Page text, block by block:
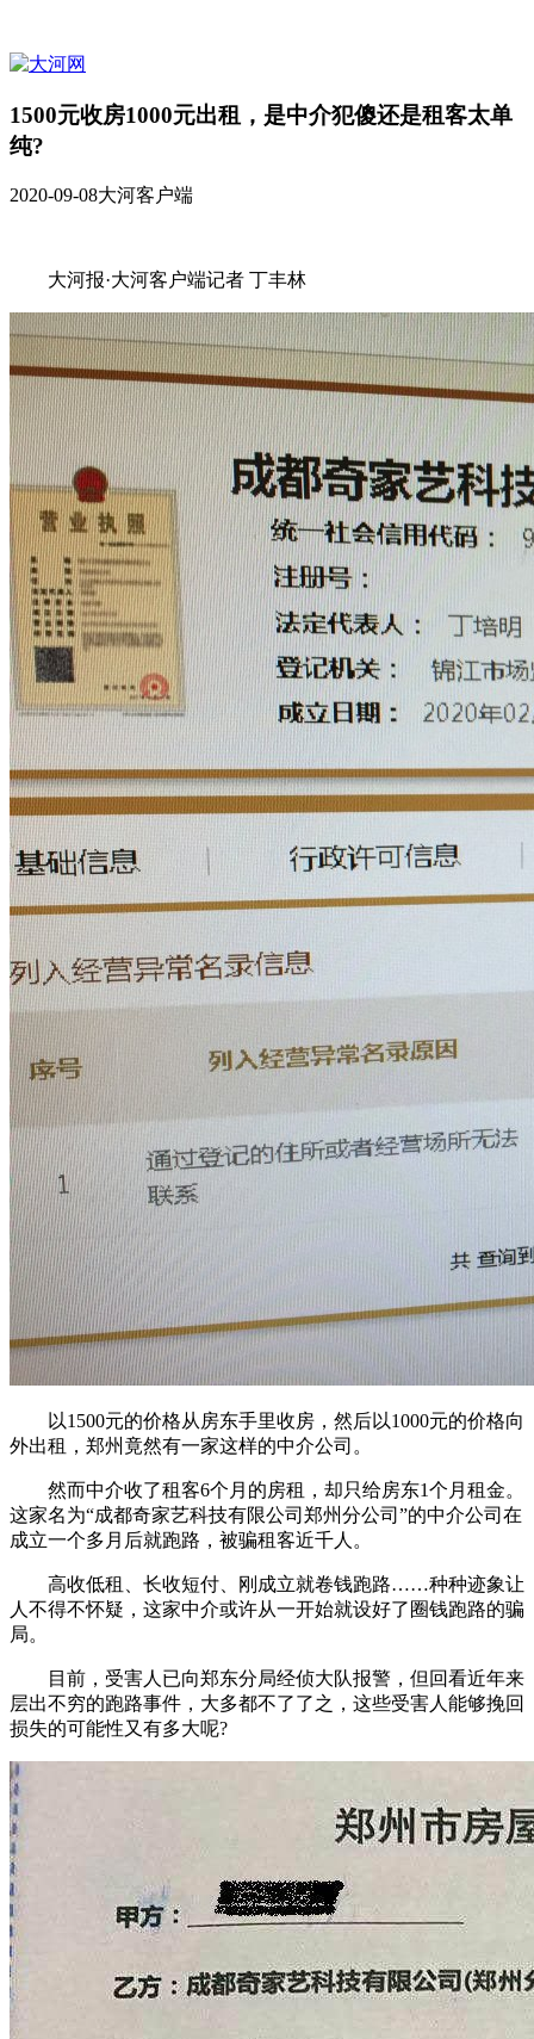
1500元收房1000元出租，是中介犯傻还是租客太单
纯?
2020-09-08大河客户端
大河报·大河客户端记者 丁丰林
以1500元的价格从房东手里收房，然后以1000元的价格向
外出租，郑州竟然有一家这样的中介公司。
然而中介收了租客6个月的房租，却只给房东1个月租金。
这家名为“成都奇家艺科技有限公司郑州分公司”的中介公司在
成立一个多月后就跑路，被骗租客近千人。
高收低租、长收短付、刚成立就卷钱跑路……种种迹象让
人不得不怀疑，这家中介或许从一开始就设好了圈钱跑路的骗
局。
目前，受害人已向郑东分局经侦大队报警，但回看近年来
层出不穷的跑路事件，大多都不了了之，这些受害人能够挽回
损失的可能性又有多大呢?